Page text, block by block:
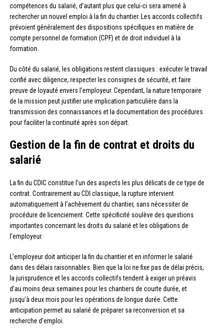
compétences du salarié, d’autant plus que celui-ci sera amené à
rechercher un nouvel emploi à la fin du chantier. Les accords collectifs
prévoient généralement des dispositions spécifiques en matière de
compte personnel de formation (CPF) et de droit individuel à la
formation.
Du côté du salarié, les obligations restent classiques : exécuter le travail
confié avec diligence, respecter les consignes de sécurité, et faire
preuve de loyauté envers l’employeur. Cependant, la nature temporaire
de la mission peut justifier une implication particulière dans la
transmission des connaissances et la documentation des procédures
pour faciliter la continuité après son départ.
Gestion de la fin de contrat et droits du
salarié
La fin du CDIC constitue l’un des aspects les plus délicats de ce type de
contrat. Contrairement au CDI classique, la rupture intervient
automatiquement à l’achèvement du chantier, sans nécessiter de
procédure de licenciement. Cette spécificité soulève des questions
importantes concernant les droits du salarié et les obligations de
l’employeur.
L’employeur doit anticiper la fin du chantier et en informer le salarié
dans des délais raisonnables. Bien que la loi ne fixe pas de délai précis,
la jurisprudence et les accords collectifs tendent à exiger un préavis
d’au moins deux semaines pour les chantiers de courte durée, et
jusqu’à deux mois pour les opérations de longue durée. Cette
anticipation permet au salarié de préparer sa reconversion et sa
recherche d’emploi.